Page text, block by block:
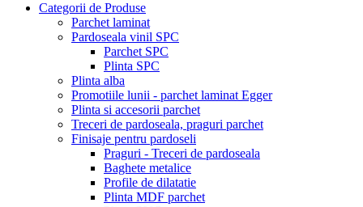
Categorii de Produse
Parchet laminat
Pardoseala vinil SPC
Parchet SPC
Plinta SPC
Plinta alba
Promotiile lunii - parchet laminat Egger
Plinta si accesorii parchet
Treceri de pardoseala, praguri parchet
Finisaje pentru pardoseli
Praguri - Treceri de pardoseala
Baghete metalice
Profile de dilatatie
Plinta MDF parchet